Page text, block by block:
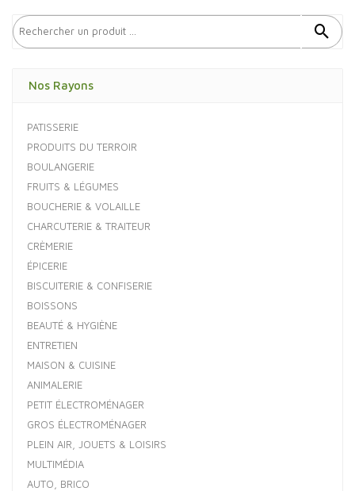
Nos Rayons
PATISSERIE
PRODUITS DU TERROIR
BOULANGERIE
FRUITS & LÉGUMES
BOUCHERIE & VOLAILLE
CHARCUTERIE & TRAITEUR
CRÈMERIE
ÉPICERIE
BISCUITERIE & CONFISERIE
BOISSONS
BEAUTÉ & HYGIÈNE
ENTRETIEN
MAISON & CUISINE
ANIMALERIE
PETIT ÉLECTROMÉNAGER
GROS ÉLECTROMÉNAGER
PLEIN AIR, JOUETS & LOISIRS
MULTIMÉDIA
AUTO, BRICO